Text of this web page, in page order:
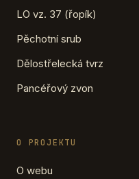
LO vz. 37 (řopík)
Pěchotní srub
Dělostřelecká tvrz
Pancéřový zvon
O PROJEKTU
O webu